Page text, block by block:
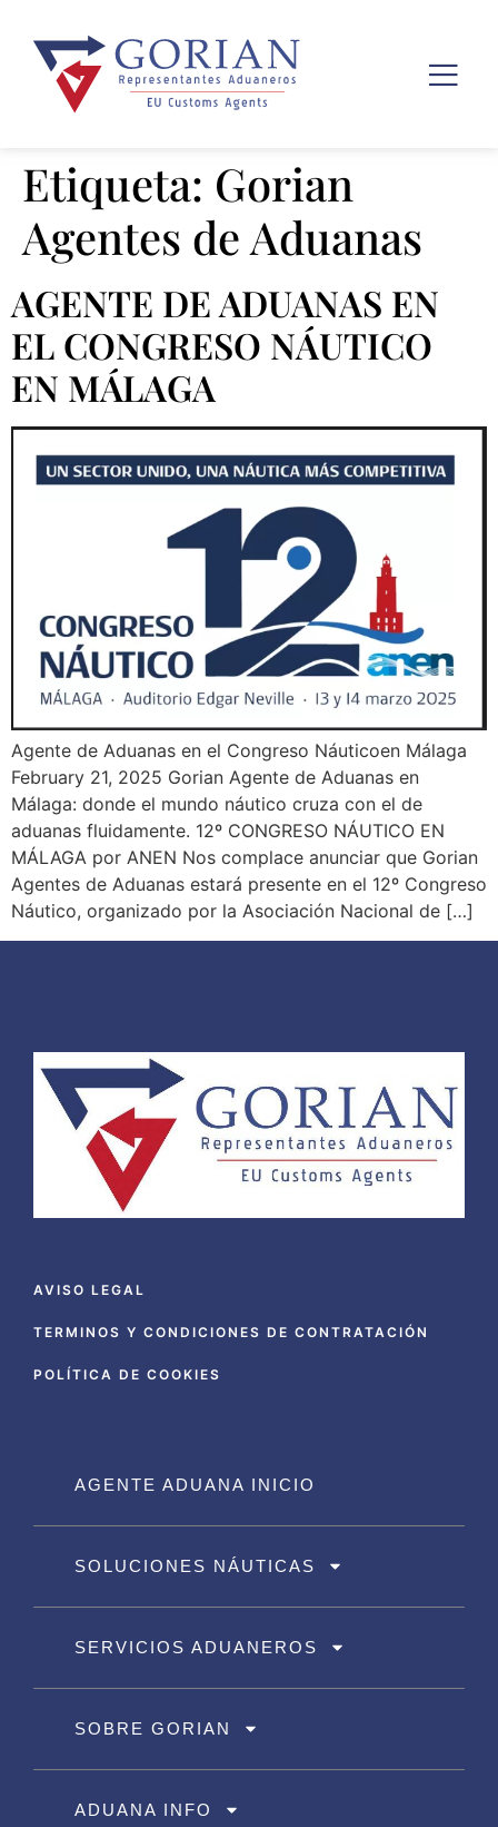
Etiqueta: Gorian
Agentes de Aduanas
AGENTE DE ADUANAS EN
EL CONGRESO NÁUTICO
EN MÁLAGA
Agente de Aduanas en el Congreso Náuticoen Málaga
February 21, 2025 Gorian Agente de Aduanas en
Málaga: donde el mundo náutico cruza con el de
aduanas fluidamente. 12º CONGRESO NÁUTICO EN
MÁLAGA​ por ANEN Nos complace anunciar que Gorian
Agentes de Aduanas estará presente en el 12º Congreso
Náutico, organizado por la Asociación Nacional de […]
AVISO LEGAL
TERMINOS Y CONDICIONES DE CONTRATACIÓN
POLÍTICA DE COOKIES
AGENTE ADUANA INICIO
SOLUCIONES NÁUTICAS
SERVICIOS ADUANEROS
SOBRE GORIAN
ADUANA INFO